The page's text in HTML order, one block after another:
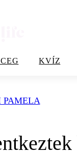
KVÍZ
PAMELA